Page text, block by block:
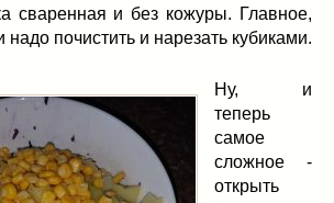
сваренная и без кожуры. Главное,
надо почистить и нарезать кубиками.
Ну, и
теперь
самое
сложное -
открыть